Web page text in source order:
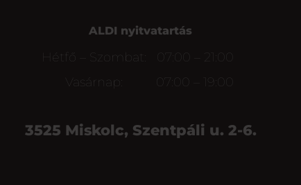
ALDI nyitvatartás
Hétfő – Szombat:
07:00 – 21:00
Vasárnap:
07:00 – 19:00
3525 Miskolc, Szentpáli u. 2-6.